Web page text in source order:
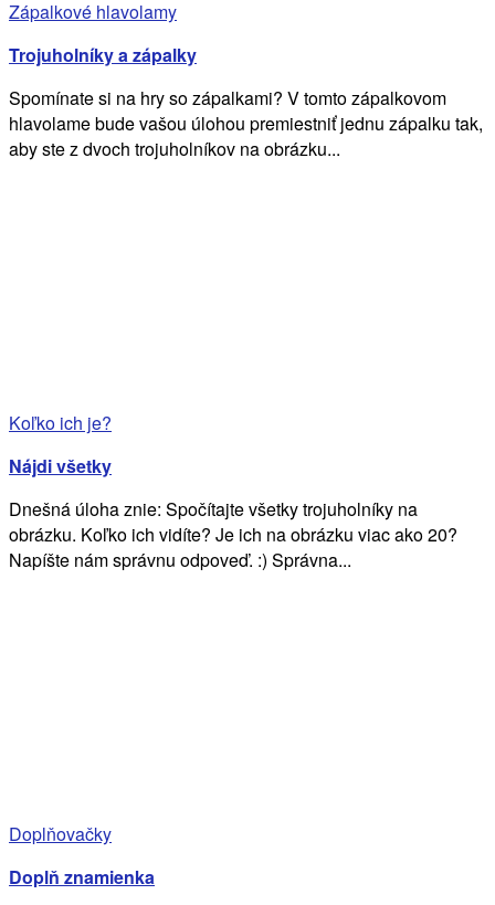
Zápalkové hlavolamy
Trojuholníky a zápalky
Spomínate si na hry so zápalkami? V tomto zápalkovom
hlavolame bude vašou úlohou premiestniť jednu zápalku tak,
aby ste z dvoch trojuholníkov na obrázku...
Koľko ich je?
Nájdi všetky
Dnešná úloha znie: Spočítajte všetky trojuholníky na
obrázku. Koľko ich vidíte? Je ich na obrázku viac ako 20?
Napíšte nám správnu odpoveď. :) Správna...
Doplňovačky
Doplň znamienka